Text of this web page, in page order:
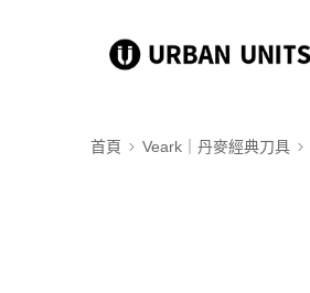
首頁 Veark｜丹麥經典刀具